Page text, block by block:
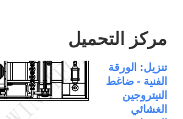
مركز التحميل
تنزيل: الورقة
الفنية - ضاغط
النيتروجين
الغشائي